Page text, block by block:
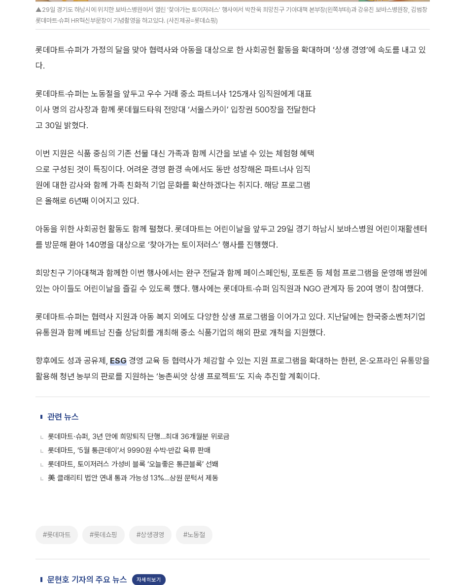
▲29일 경기도 하남시에 위치한 보바스병원에서 열린 '찾아가는 토이저러스' 행사에서 박찬욱 희망친구 기아대책 본부장(왼쪽부터)과 강유진 보바스병원장, 김범창
롯데마트·슈퍼 HR혁신부문장이 기념촬영을 하고있다. (사진제공=롯데쇼핑)
롯데마트·슈퍼가 가정의 달을 맞아 협력사와 아동을 대상으로 한 사회공헌 활동을 확대하며 ‘상생 경영’에 속도를 내고 있
다.
롯데마트·슈퍼는 노동절을 앞두고 우수 거래 중소 파트너사 125개사 임직원에게 대표
이사 명의 감사장과 함께 롯데월드타워 전망대 ‘서울스카이’ 입장권 500장을 전달한다
고 30일 밝혔다.
이번 지원은 식품 중심의 기존 선물 대신 가족과 함께 시간을 보낼 수 있는 체험형 혜택
으로 구성된 것이 특징이다. 어려운 경영 환경 속에서도 동반 성장해온 파트너사 임직
원에 대한 감사와 함께 가족 친화적 기업 문화를 확산하겠다는 취지다. 해당 프로그램
은 올해로 6년째 이어지고 있다.
아동을 위한 사회공헌 활동도 함께 펼쳤다. 롯데마트는 어린이날을 앞두고 29일 경기 하남시 보바스병원 어린이재활센터
를 방문해 환아 140명을 대상으로 ‘찾아가는 토이저러스’ 행사를 진행했다.
희망친구 기아대책과 함께한 이번 행사에서는 완구 전달과 함께 페이스페인팅, 포토존 등 체험 프로그램을 운영해 병원에
있는 아이들도 어린이날을 즐길 수 있도록 했다. 행사에는 롯데마트·슈퍼 임직원과 NGO 관계자 등 20여 명이 참여했다.
롯데마트·슈퍼는 협력사 지원과 아동 복지 외에도 다양한 상생 프로그램을 이어가고 있다. 지난달에는 한국중소벤처기업
유통원과 함께 베트남 진출 상담회를 개최해 중소 식품기업의 해외 판로 개척을 지원했다.
향후에도 성과 공유제, ESG 경영 교육 등 협력사가 체감할 수 있는 지원 프로그램을 확대하는 한편, 온·오프라인 유통망을
활용해 청년 농부의 판로를 지원하는 ‘농촌씨앗 상생 프로젝트’도 지속 추진할 계획이다.
관련 뉴스
롯데마트·슈퍼, 3년 만에 희망퇴직 단행…최대 36개월분 위로금
롯데마트, ‘5월 통큰데이’서 9990원 수박·반값 육류 판매
롯데마트, 토이저러스 가성비 블록 ‘오늘좋은 통큰블록’ 선봬
美 클래리티 법안 연내 통과 가능성 13%…상원 문턱서 제동
#롯데마트 #롯데쇼핑 #상생경영 #노동절
문현호 기자의 주요 뉴스 자세히보기